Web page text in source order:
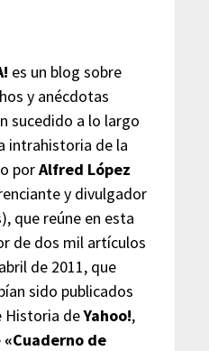
es un blog sobre
y anécdotas
sucedido a lo largo
intrahistoria de la
porAlfred López
y divulgador
que reúne en esta
de dos mil artículos
de 2011, que
sido publicados
Historia deYahoo!,
«Cuaderno de